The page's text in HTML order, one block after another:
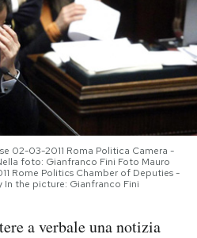
Altrecose
Mondiali calcio 2026
02-03-2011 Roma Politica Camera -
foto: Gianfranco Fini Foto Mauro
Rome Politics Chamber of Deputies -
the picture: Gianfranco Fini
a verbale una notizia